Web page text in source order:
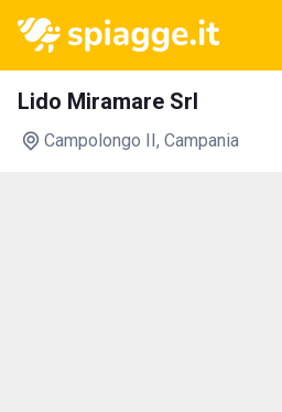
Lido Miramare Srl
Campolongo II, Campania